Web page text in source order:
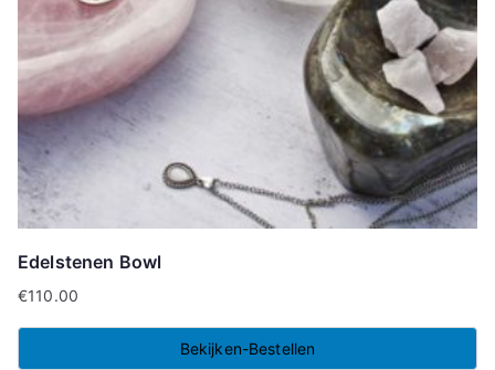
Edelstenen Bowl
€110.00
Bekijken-Bestellen